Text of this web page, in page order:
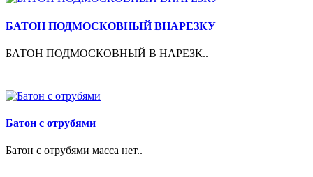
БАТОН ПОДМОСКОВНЫЙ ВНАРЕЗКУ
БАТОН ПОДМОСКОВНЫЙ В НАРЕЗК..
Батон с отрубями
Батон с отрубями масса нет..